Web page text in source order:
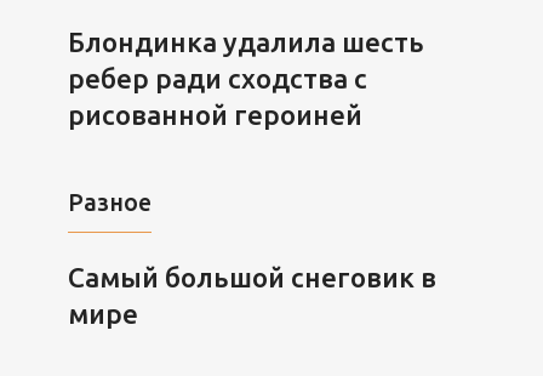
Блондинка удалила шесть
ребер ради сходства с
рисованной героиней
Разное
Самый большой снеговик в
мире